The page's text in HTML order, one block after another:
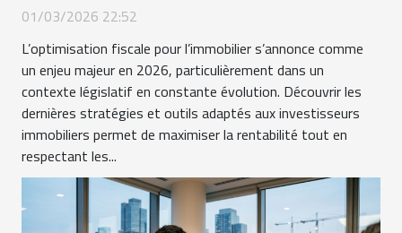
01/03/2026 22:52
L’optimisation fiscale pour l’immobilier s’annonce comme
un enjeu majeur en 2026, particulièrement dans un
contexte législatif en constante évolution. Découvrir les
dernières stratégies et outils adaptés aux investisseurs
immobiliers permet de maximiser la rentabilité tout en
respectant les...